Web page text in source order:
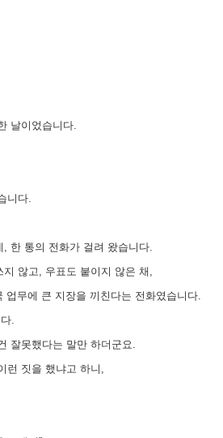
날이었습니다.
니다.
한 통의 전화가 걸려 왔습니다.
않고, 우표도 붙이지 않은 채,
무에 큰 지장을 끼친다는 전화였습니다.
.
잘못했다는 말만 하더군요.
짓을 했냐고 하니,